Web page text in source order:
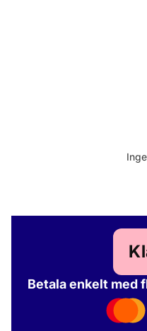
Betala enkelt med